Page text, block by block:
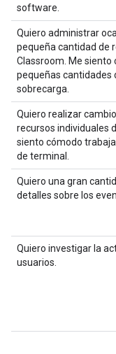
software.
Quiero administrar
pequeña cantidad de
Classroom. Me siento
pequeñas cantidades
sobrecarga.
Quiero realizar
recursos individuales
siento cómodo
de terminal.
Quiero una gran
detalles sobre los
Quiero investigar la
usuarios.